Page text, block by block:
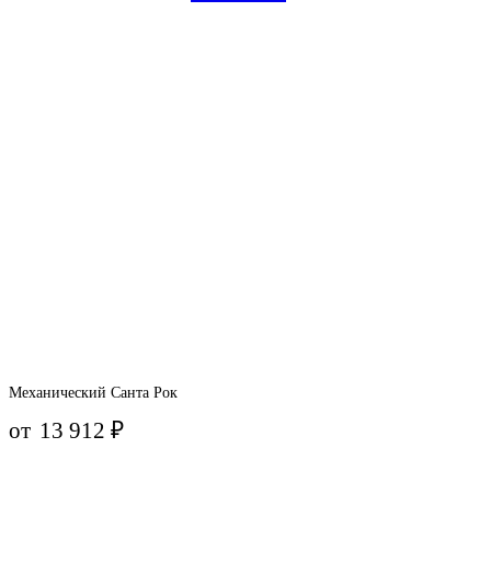
Механический Санта Рок
от 13 912₽